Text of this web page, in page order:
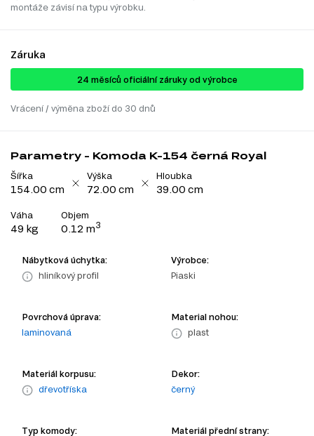
montáže závisí na typu výrobku.
Záruka
24 ​​​​měsíců oficiální záruky od výrobce
Vrácení / výměna zboží do 30 dnů
Parametry - Komoda K-154 černá Royal
Šířka
154.00 cm
Výška
72.00 cm
Hloubka
39.00 cm
Váha
49 kg
Objem
0.12 m3
Nábytková úchytka:
hliníkový profil
Výrobce:
Piaski
Povrchová úprava:
laminovaná
Material nohou:
plast
Materiál korpusu:
dřevotříska
Dekor:
černý
Typ komody:
Materiál přední strany: